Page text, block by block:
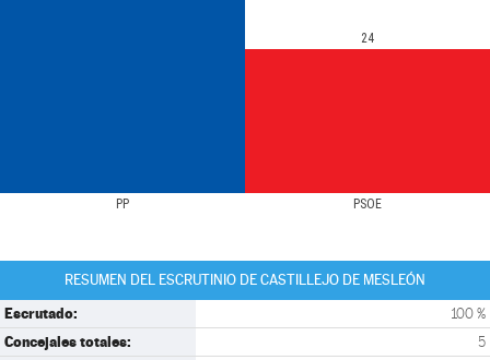
PP PSOE
24
RESUMEN DEL ESCRUTINIO DE CASTILLEJO DE MESLEÓN
Escrutado: 100 %
Concejales totales: 5